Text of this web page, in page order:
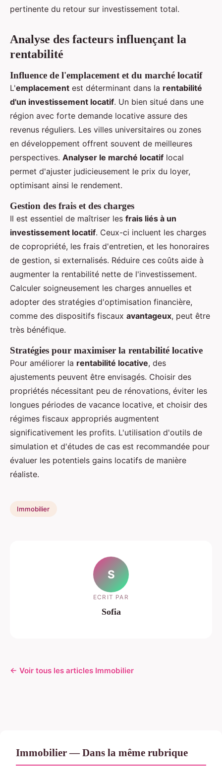
pertinente du retour sur investissement total.
Analyse des facteurs influençant la
rentabilité
Influence de l'emplacement et du marché locatif
L'emplacement est déterminant dans la rentabilité
d'un investissement locatif. Un bien situé dans une
région avec forte demande locative assure des
revenus réguliers. Les villes universitaires ou zones
en développement offrent souvent de meilleures
perspectives. Analyser le marché locatif local
permet d'ajuster judicieusement le prix du loyer,
optimisant ainsi le rendement.
Gestion des frais et des charges
Il est essentiel de maîtriser les frais liés à un
investissement locatif. Ceux-ci incluent les charges
de copropriété, les frais d'entretien, et les honoraires
de gestion, si externalisés. Réduire ces coûts aide à
augmenter la rentabilité nette de l'investissement.
Calculer soigneusement les charges annuelles et
adopter des stratégies d'optimisation financière,
comme des dispositifs fiscaux avantageux, peut être
très bénéfique.
Stratégies pour maximiser la rentabilité locative
Pour améliorer la rentabilité locative, des
ajustements peuvent être envisagés. Choisir des
propriétés nécessitant peu de rénovations, éviter les
longues périodes de vacance locative, et choisir des
régimes fiscaux appropriés augmentent
significativement les profits. L'utilisation d'outils de
simulation et d'études de cas est recommandée pour
évaluer les potentiels gains locatifs de manière
réaliste.
Immobilier
S
ECRIT PAR
Sofia
← Voir tous les articles Immobilier
Immobilier — Dans la même rubrique